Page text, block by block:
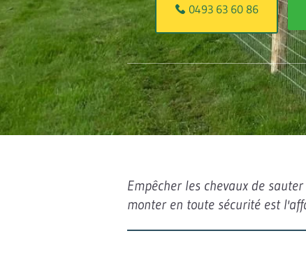
0493 63 60 86
Empêcher les chevaux de
monter en toute sécurité est